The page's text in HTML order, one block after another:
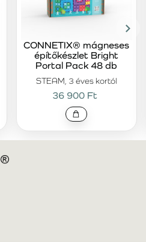
STEAM, 3 éves kortól
CONNETIX® mágneses
építőkészlet Bright
Portal Pack 48 db
36 900 Ft